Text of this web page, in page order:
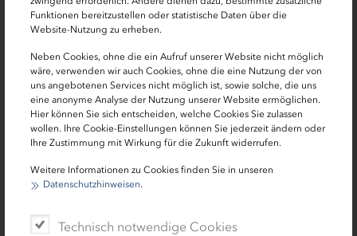
Funktionen bereitzustellen oder statistische Daten über die
Website-Nutzung zu erheben.
Neben Cookies, ohne die ein Aufruf unserer Website nicht möglich
wäre, verwenden wir auch Cookies, ohne die eine Nutzung der von
uns angebotenen Services nicht möglich ist, sowie solche, die uns
eine anonyme Analyse der Nutzung unserer Website ermöglichen.
Hier können Sie sich entscheiden, welche Cookies Sie zulassen
wollen. Ihre Cookie-Einstellungen können Sie jederzeit ändern oder
Ihre Zustimmung mit Wirkung für die Zukunft widerrufen.
Weitere Informationen zu Cookies finden Sie in unseren
Datenschutzhinweisen.
Technisch notwendige Cookies
Warum Kinder den Wald erleben müssen